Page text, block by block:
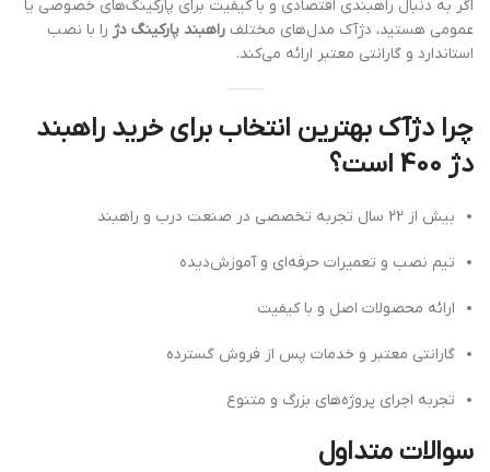
اگر به دنبال راهبندی اقتصادی و با کیفیت برای پارکینگ‌های خصوصی یا
عمومی هستید، دژآک مدل‌های مختلف راهبند پارکینگ دژ را با نصب
استاندارد و گارانتی معتبر ارائه می‌کند.
چرا دژآک بهترین انتخاب برای خرید راهبند
دژ 400 است؟
بیش از 22 سال تجربه تخصصی در صنعت درب و راهبند
تیم نصب و تعمیرات حرفه‌ای و آموزش‌دیده
ارائه محصولات اصل و با کیفیت
گارانتی معتبر و خدمات پس از فروش گسترده
تجربه اجرای پروژه‌های بزرگ و متنوع
سوالات متداول